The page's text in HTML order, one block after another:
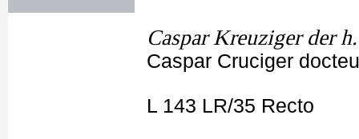
Caspar Kreuziger der
Caspar Cruciger
L 143 LR/35 Recto